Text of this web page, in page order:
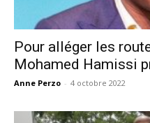
Pour alléger les
Mohamed Hamissi
Anne Perzo - 4 octobre 2022